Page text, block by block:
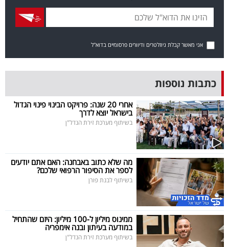
אחרינו:
אני מאשר קבלת ניוזלטרים ודיוורים פרסומיים בדוא"ל
כתבות נוספות
אחרי 20 שנה: פרויקט הבינוי פינוי הגדול
בישראל יוצא לדרך
בשיתוף מערכת זירת הנדל"ן
מה שלא כתוב באבחנה: האם אתם יודעים
לספר את הסיפור הרפואי שלכם?
בשיתוף לבנת פורן
ממינוס מיליון ל-100 מיליון: היזם שהתחיל
במודעה בעיתון ובנה אימפריה
בשיתוף מערכת זירת הנדל"ן